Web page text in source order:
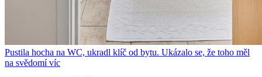
Pustila hocha na WC, ukradl klíč od bytu. Ukázalo se, že toho měl
na svědomí víc